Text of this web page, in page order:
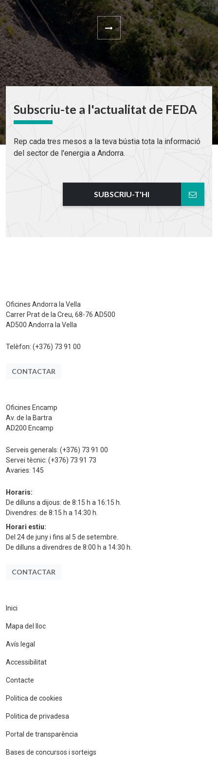
Subscriu-te a l'actualitat de FEDA
Rep cada tres mesos a la teva bústia tota la informació
del sector de l'energia a Andorra.
SUBSCRIU-T'HI
Oficines Andorra la Vella
Carrer Prat de la Creu, 68-76 AD500
AD500 Andorra la Vella
Telèfon: (+376) 73 91 00
CONTACTAR
Oficines Encamp
Av. de la Bartra
AD200 Encamp
Serveis generals: (+376) 73 91 00
Servei tècnic: (+376) 73 91 73
Avaries: 145
Horaris:
De dilluns a dijous: de 8:15 h a 16:15 h.
Divendres: de 8:15 h a 14:30 h.
Horari estiu:
Del 24 de juny i fins al 5 de setembre.
De dilluns a divendres de 8:00 h a 14:30 h.
CONTACTAR
Inici
Mapa del lloc
Avís legal
Accessibilitat
Contacte
Politica de cookies
Politica de privadesa
Portal de transparència
Bases de concursos i sorteigs